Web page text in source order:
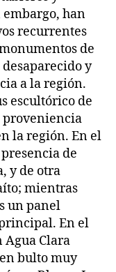
embargo, han
recurrentes
de
y
a la región.
escultórico de
proveniencia
la región. En el
de
y de otra
mientras
un panel
En el
Agua Clara
bulto muy